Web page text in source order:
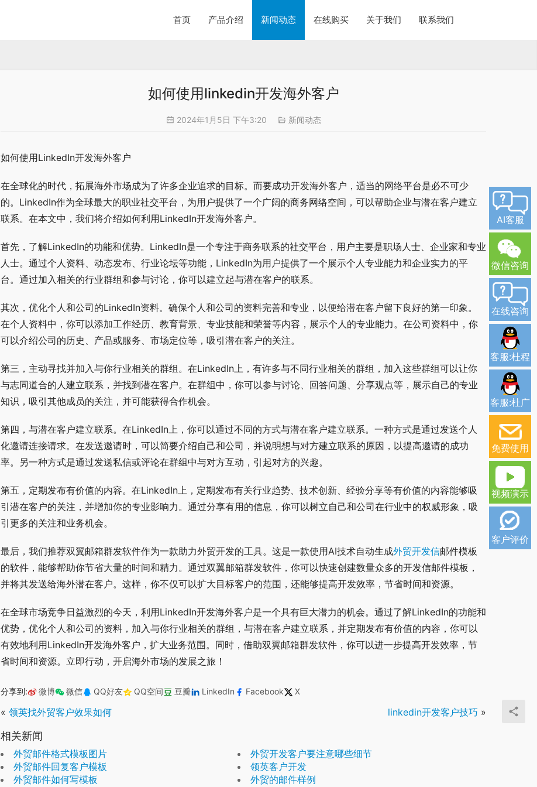
首页 产品介绍 新闻动态 在线购买 关于我们 联系我们
如何使用linkedin开发海外客户
2024年1月5日 下午3:20 新闻动态
如何使用LinkedIn开发海外客户
在全球化的时代，拓展海外市场成为了许多企业追求的目标。而要成功开发海外客户，适当的网络平台是必不可少
的。LinkedIn作为全球最大的职业社交平台，为用户提供了一个广阔的商务网络空间，可以帮助企业与潜在客户建立
联系。在本文中，我们将介绍如何利用LinkedIn开发海外客户。
首先，了解LinkedIn的功能和优势。LinkedIn是一个专注于商务联系的社交平台，用户主要是职场人士、企业家和专业
人士。通过个人资料、动态发布、行业论坛等功能，LinkedIn为用户提供了一个展示个人专业能力和企业实力的平
台。通过加入相关的行业群组和参与讨论，你可以建立起与潜在客户的联系。
其次，优化个人和公司的LinkedIn资料。确保个人和公司的资料完善和专业，以便给潜在客户留下良好的第一印象。
在个人资料中，你可以添加工作经历、教育背景、专业技能和荣誉等内容，展示个人的专业能力。在公司资料中，你
可以介绍公司的历史、产品或服务、市场定位等，吸引潜在客户的关注。
第三，主动寻找并加入与你行业相关的群组。在LinkedIn上，有许多与不同行业相关的群组，加入这些群组可以让你
与志同道合的人建立联系，并找到潜在客户。在群组中，你可以参与讨论、回答问题、分享观点等，展示自己的专业
知识，吸引其他成员的关注，并可能获得合作机会。
第四，与潜在客户建立联系。在LinkedIn上，你可以通过不同的方式与潜在客户建立联系。一种方式是通过发送个人
化邀请连接请求。在发送邀请时，可以简要介绍自己和公司，并说明想与对方建立联系的原因，以提高邀请的成功
率。另一种方式是通过发送私信或评论在群组中与对方互动，引起对方的兴趣。
第五，定期发布有价值的内容。在LinkedIn上，定期发布有关行业趋势、技术创新、经验分享等有价值的内容能够吸
引潜在客户的关注，并增加你的专业影响力。通过分享有用的信息，你可以树立自己和公司在行业中的权威形象，吸
引更多的关注和业务机会。
最后，我们推荐双翼邮箱群发软件作为一款助力外贸开发的工具。这是一款使用AI技术自动生成外贸开发信邮件模板
的软件，能够帮助你节省大量的时间和精力。通过双翼邮箱群发软件，你可以快速创建数量众多的开发信邮件模板，
并将其发送给海外潜在客户。这样，你不仅可以扩大目标客户的范围，还能够提高开发效率，节省时间和资源。
在全球市场竞争日益激烈的今天，利用LinkedIn开发海外客户是一个具有巨大潜力的机会。通过了解LinkedIn的功能和
优势，优化个人和公司的资料，加入与你行业相关的群组，与潜在客户建立联系，并定期发布有价值的内容，你可以
有效地利用LinkedIn开发海外客户，扩大业务范围。同时，借助双翼邮箱群发软件，你可以进一步提高开发效率，节
省时间和资源。立即行动，开启海外市场的发展之旅！
分享到: 微博 微信 QQ好友 QQ空间 豆瓣 LinkedIn Facebook X
« 领英找外贸客户效果如何 linkedin开发客户技巧 »
相关新闻
外贸邮件格式模板图片
外贸开发客户要注意哪些细节
外贸邮件回复客户模板
领英客户开发
外贸邮件如何写模板
外贸的邮件样例
AI客服
微信咨询
在线咨询
客服:杜程
客服:杜广
免费使用
视频演示
客户评价